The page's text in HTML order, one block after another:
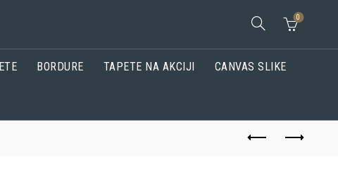
0
BORDURE TAPETE NA AKCIJI CANVAS SLIKE